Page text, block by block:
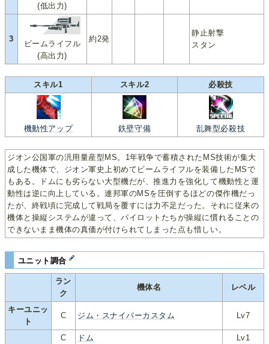
(低出力)
3
ビームライフル
(高出力)
約2発
静止射撃
スタン
スキル1 スキル2 必殺技
機動性アップ 鉄壁守備 乱舞型必殺技
ジオン公国軍の汎用量産型MS。1年戦争で蓄積されたMS技術が集大
成した機体で、ジオン軍史上初めてビームライフルを装備したMSで
もある。ドムにも劣らない大型機だが、推進力を強化して機動性と運
動性は逆に向上している。連邦軍のMSを圧倒するほどの傑作機だっ
たが、終戦頃に完成して戦局を覆すには力不足だった。それに従来の
機体と操縦システムが違って、パイロットたちが操縦に慣れることの
できないまま機体の真価が付けられてしまった点も惜しい。
ユニット調合
ラン
ク
機体名 レベル
キーユニッ
ト
C ジム・スナイパーカスタム Lv7
C
ドム
Lv1